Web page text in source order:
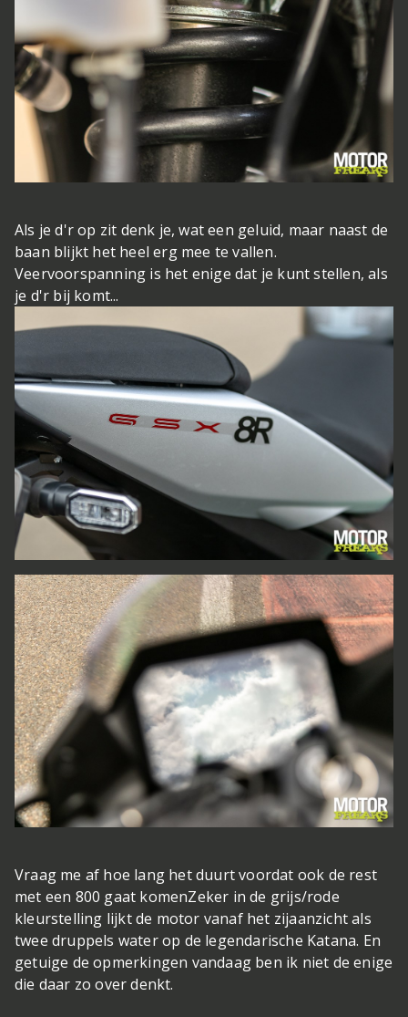
Als je d'r op zit denk je, wat een geluid, maar naast de
baan blijkt het heel erg mee te vallen.
Veervoorspanning is het enige dat je kunt stellen, als
je d'r bij komt...
Vraag me af hoe lang het duurt voordat ook de rest
met een 800 gaat komenZeker in de grijs/rode
kleurstelling lijkt de motor vanaf het zijaanzicht als
twee druppels water op de legendarische Katana. En
getuige de opmerkingen vandaag ben ik niet de enige
die daar zo over denkt.